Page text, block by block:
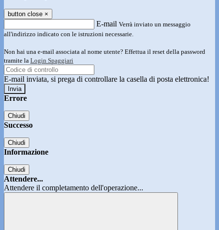
button close ×
E-mail Verrà inviato un messaggio
all'indirizzo indicato con le istruzioni necessarie.
Non hai una e-mail associata al nome utente? Effettua il reset della password
tramite la Login Spaggiari
E-mail inviata, si prega di controllare la casella di posta elettronica!
Errore
Chiudi
Successo
Chiudi
Informazione
Chiudi
Attendere...
Attendere il completamento dell'operazione...